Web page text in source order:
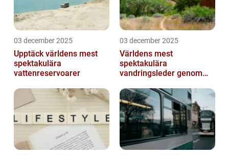
03 december 2025
Upptäck världens mest
spektakulära
vattenreservoarer
03 december 2025
Världens mest
spektakulära
vandringsleder genom